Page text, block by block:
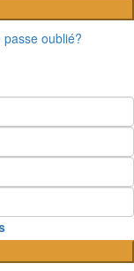
passe oublié?